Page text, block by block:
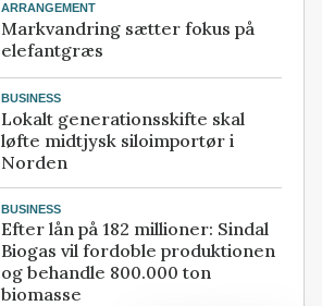
ARRANGEMENT
Markvandring sætter fokus på
elefantgræs
BUSINESS
Lokalt generationsskifte skal
løfte midtjysk siloimportør i
Norden
BUSINESS
Efter lån på 182 millioner: Sindal
Biogas vil fordoble produktionen
og behandle 800.000 ton
biomasse